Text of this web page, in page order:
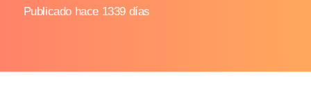
Publicado hace 1339 días